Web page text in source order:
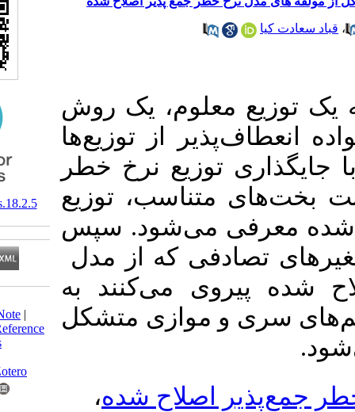
معلوم، یک روش
از توزیع‌ها
توزیع نرخ خطر
متناسب، توزیع
می‌شود. سپس
که از مدل
می‌کنند به
و موازی متشکل
اصلاح شده ،
‎ 10.61186/jss.18.2.5
Download citation:
BibTeX
|EndNote
Medlars
ProCite|Reference
Mendeley